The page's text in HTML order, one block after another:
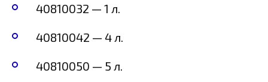
40810032 — 1 л.
40810042 — 4 л.
40810050 — 5 л.